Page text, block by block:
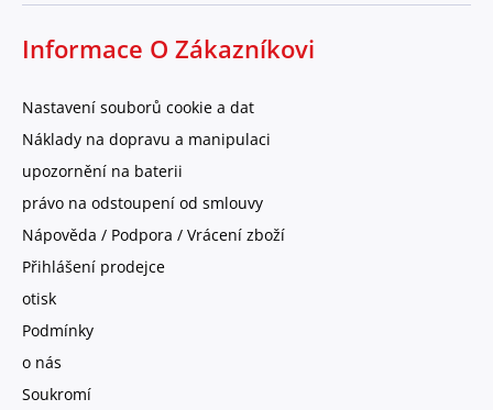
Informace O Zákazníkovi
Nastavení souborů cookie a dat
Náklady na dopravu a manipulaci
upozornění na baterii
právo na odstoupení od smlouvy
Nápověda / Podpora / Vrácení zboží
Přihlášení prodejce
otisk
Podmínky
o nás
Soukromí